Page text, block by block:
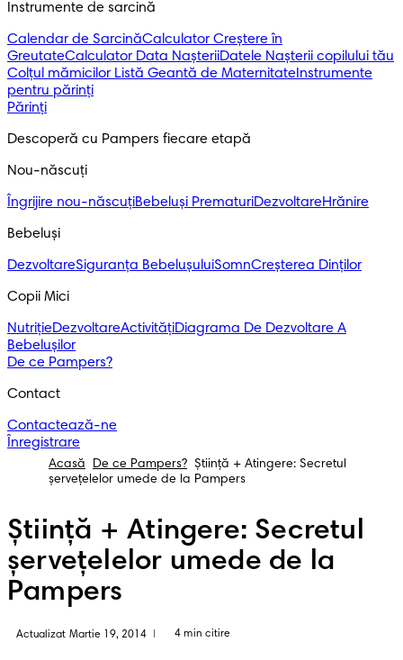
Instrumente de sarcină
Calendar de SarcinăCalculator Creștere în
GreutateCalculator Data NașteriiDatele Nașterii copilului tău
Colțul mămicilor Listă Geantă de Maternitate Instrumente
pentru părinți
Părinți
Descoperă cu Pampers fiecare etapă
Nou-născuți
Îngrijire nou-născuțiBebeluși PrematuriDezvoltareHrănire
Bebeluși
DezvoltareSiguranța BebelușuluiSomnCreșterea Dinților
Copii Mici
NutrițieDezvoltareActivitățiDiagrama De Dezvoltare A
Bebelușilor
De ce Pampers?
Contact
Contactează-ne
Înregistrare
Acasă De ce Pampers? Știință + Atingere: Secretul
șervețelelor umede de la Pampers
Știință + Atingere: Secretul
șervețelelor umede de la
Pampers
Actualizat Martie 19, 2014 4 min citire